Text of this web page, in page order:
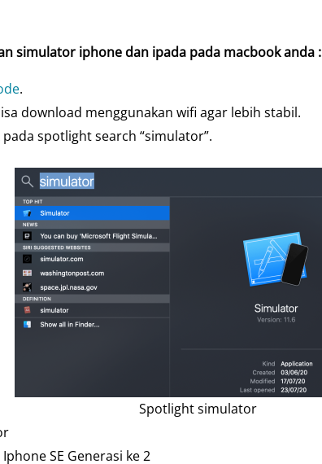
simulator iphone dan ipada pada macbook anda :
.
download menggunakan wifi agar lebih stabil.
spotlight search “simulator”.
Spotlight simulator
SE Generasi ke 2